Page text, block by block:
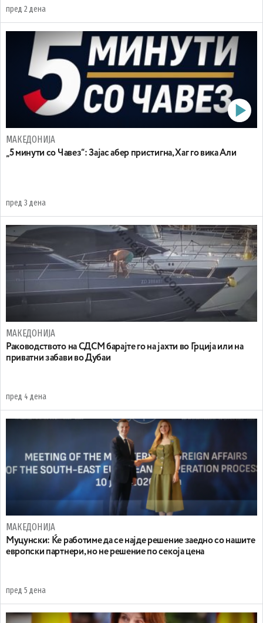
пред 2 дена
МАКЕДОНИЈА
„5 минути со Чавез“: Зајас абер пристигна, Хаг го вика Али
пред 3 дена
МАКЕДОНИЈА
Раководството на СДСМ барајте го на јахти во Грција или на
приватни забави во Дубаи
пред 4 дена
МАКЕДОНИЈА
Муцунски: Ќе работиме да се најде решение заедно со нашите
европски партнери, но не решение по секоја цена
пред 5 дена